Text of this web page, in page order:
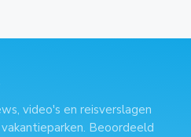
video's en reisverslagen
Beoordeeld